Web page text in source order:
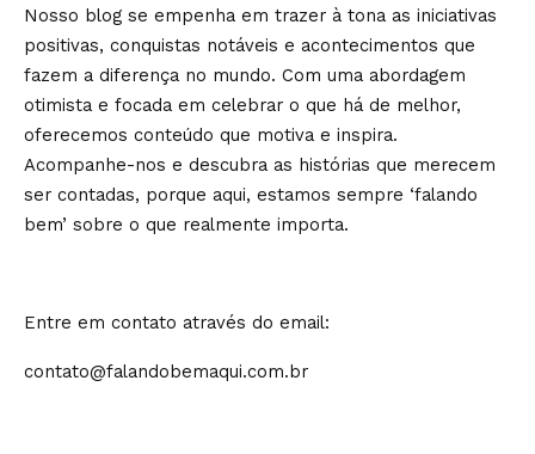
Nosso blog se empenha em trazer à tona as iniciativas
positivas, conquistas notáveis e acontecimentos que
fazem a diferença no mundo. Com uma abordagem
otimista e focada em celebrar o que há de melhor,
oferecemos conteúdo que motiva e inspira.
Acompanhe-nos e descubra as histórias que merecem
ser contadas, porque aqui, estamos sempre ‘falando
bem’ sobre o que realmente importa.
Entre em contato através do email:
contato@falandobemaqui.com.br